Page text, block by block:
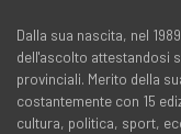
Dalla sua nascita, nel
dell'ascolto attestandosi
provinciali. Merito della
costantemente con 15
cultura, politica, sport,